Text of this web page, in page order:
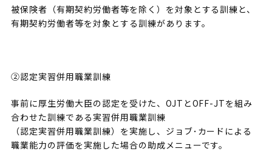
被保険者（有期契約労働者等を除く）を対象とする訓練と、
有期契約労働者等を対象とする訓練があります。
②認定実習併用職業訓練
事前に厚生労働大臣の認定を受けた、OJTとOFF-JTを組み
合わせた訓練である実習併用職業訓練
（認定実習併用職業訓練）を実施し、ジョブ･カードによる
職業能力の評価を実施した場合の助成メニューです。